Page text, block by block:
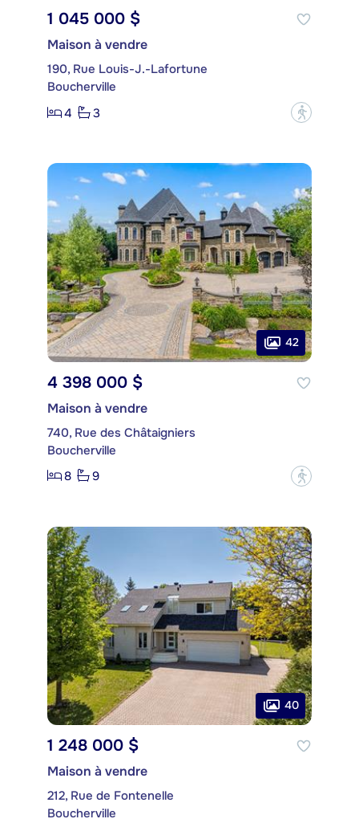
1 045 000 $
Maison à vendre
190, Rue Louis-J.-Lafortune
Boucherville
4
3 ?
42
4 398 000 $
Maison à vendre
740, Rue des Châtaigniers
Boucherville
8
9 ?
40
1 248 000 $
Maison à vendre
212, Rue de Fontenelle
Boucherville